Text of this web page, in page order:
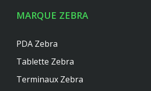
MARQUE ZEBRA
PDA Zebra
Tablette Zebra
Terminaux Zebra